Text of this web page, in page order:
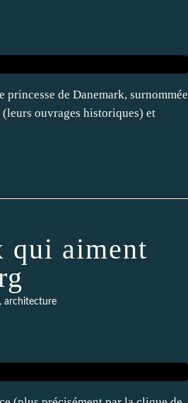
de Danemark, surnommée
ouvrages historiques) et
qui aiment
architecture